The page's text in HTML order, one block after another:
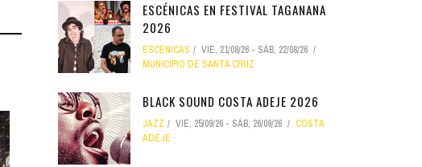
ESCÉNICAS EN FESTIVAL TAGANANA
2026
ESCÉNICAS VIE, 21/08/26 - SÁB, 22/08/26
MUNICIPIO DE SANTA CRUZ
BLACK SOUND COSTA ADEJE 2026
JAZZ VIE, 25/09/26 - SÁB, 26/09/26
COSTA
ADEJE